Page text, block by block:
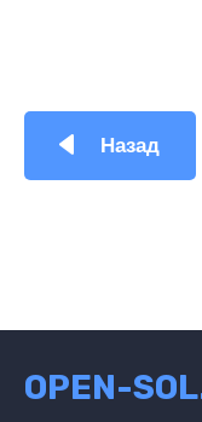
Назад
OPEN-